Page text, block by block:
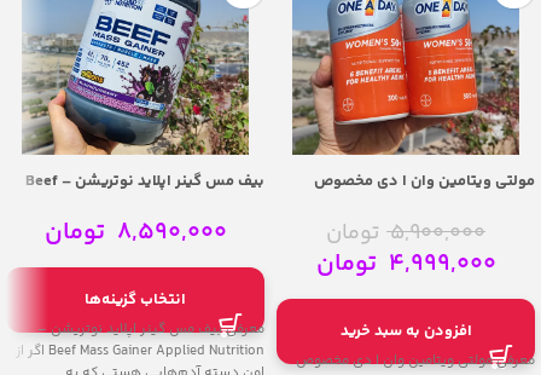
مولتی ویتامین وان ا دی مخصوص
Women’s 50+ Complete Multivitamin
5,900,000 تومان
4,999,000 تومان
افزودن به سبد خرید
معرفی مولتی ویتامین وان ا دی مخصوص
بیف مس گینر اپلاید نوتریشن – Beef
8,590,000 تومان
انتخاب گزینه‌ها
معرفی بیف مس گینر اپلاید نوتریشن –
Beef Mass Gainer Applied Nutrition اگر از